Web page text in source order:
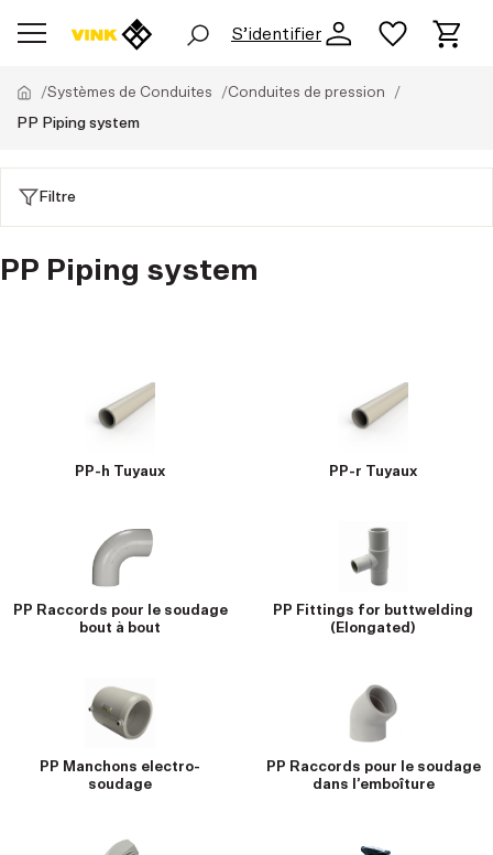
S’identifier
Systèmes de Conduites
Conduites de pression
PP Piping system
Filtre
PP Piping system
PP-h Tuyaux PP-r Tuyaux
PP Raccords pour le soudage
bout à bout
PP Fittings for buttwelding
(Elongated)
PP Manchons electro-
soudage
PP Raccords pour le soudage
dans l’emboîture